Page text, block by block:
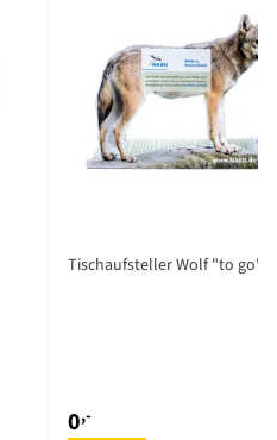
Tischaufsteller Wolf "to go"
0,-